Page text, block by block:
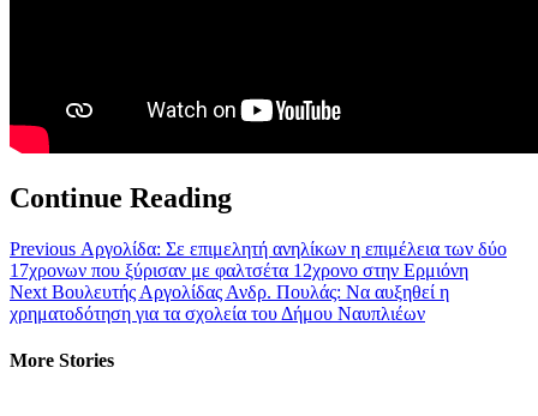
Continue Reading
Previous Αργολίδα: Σε επιμελητή ανηλίκων η επιμέλεια των δύο
17χρονων που ξύρισαν με φαλτσέτα 12χρονο στην Ερμιόνη
Next Βουλευτής Αργολίδας Ανδρ. Πουλάς: Να αυξηθεί η
χρηματοδότηση για τα σχολεία του Δήμου Ναυπλιέων
More Stories